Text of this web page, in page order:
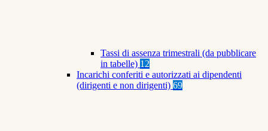
Tassi di assenza trimestrali (da pubblicare
in tabelle) 12
Incarichi conferiti e autorizzati ai dipendenti
(dirigenti e non dirigenti) 69